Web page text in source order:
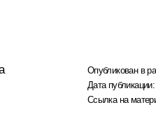
Опубликован в
Дата публикации:
Ссылка на